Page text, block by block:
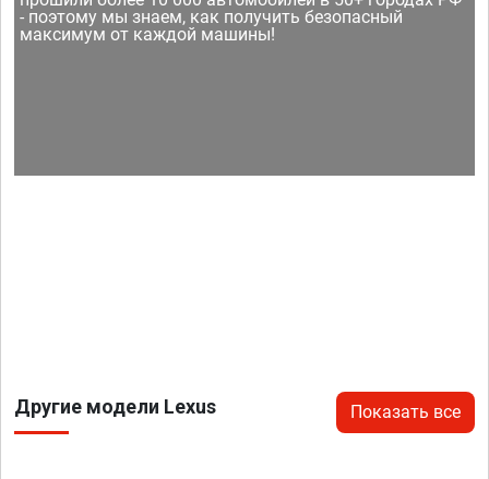
- поэтому мы знаем, как получить безопасный
максимум от каждой машины!
Другие модели Lexus Показать все